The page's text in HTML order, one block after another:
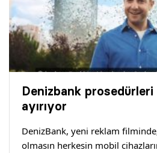
Denizbank
ayırıyor
DenizBank, yeni reklam
olmasın herkesin mobil